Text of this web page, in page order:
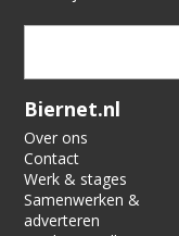
Verification code:
Biernet.nl
Over ons
Contact
Werk & stages
Samenwerken &
adverteren